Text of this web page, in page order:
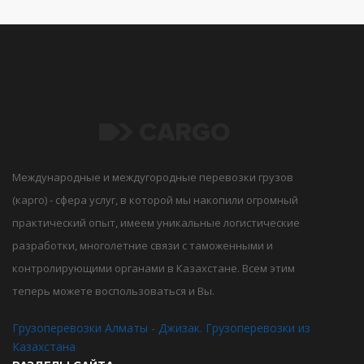
Международные и междугородные перевозки грузов
(карго) - сфера услуг, в которой мы накопили огромный
практический опыт, имеем уникальные логистические
разработки, многолетние связи с таможенными и
контролирующими органами в Казахстане. Всем этим
теперь можете воспользоваться и Вы.
Грузоперевозки Алматы - Джизак. Грузоперевозки из
Казахстана